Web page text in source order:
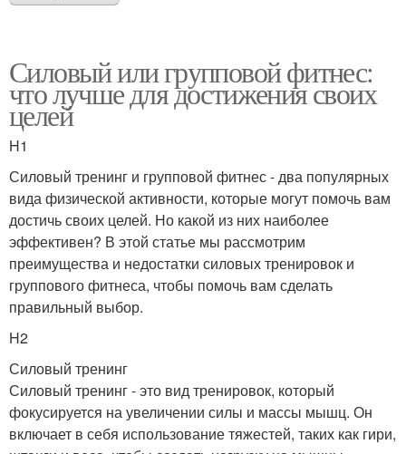
Силовый или групповой фитнес:
что лучше для достижения своих
целей
H1
Силовый тренинг и групповой фитнес - два популярных
вида физической активности, которые могут помочь вам
достичь своих целей. Но какой из них наиболее
эффективен? В этой статье мы рассмотрим
преимущества и недостатки силовых тренировок и
группового фитнеса, чтобы помочь вам сделать
правильный выбор.
H2
Силовый тренинг
Силовый тренинг - это вид тренировок, который
фокусируется на увеличении силы и массы мышц. Он
включает в себя использование тяжестей, таких как гири,